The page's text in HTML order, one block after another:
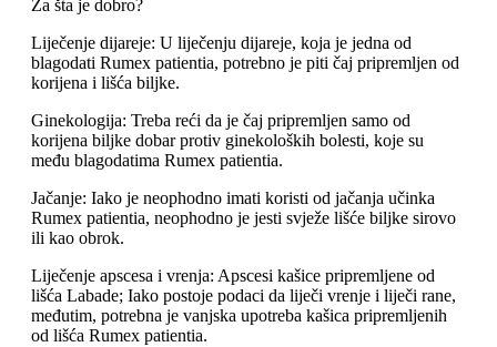
Za šta je dobro?
Liječenje dijareje: U liječenju dijareje, koja je jedna od
blagodati Rumex patientia, potrebno je piti čaj pripremljen od
korijena i lišća biljke.
Ginekologija: Treba reći da je čaj pripremljen samo od
korijena biljke dobar protiv ginekoloških bolesti, koje su
među blagodatima Rumex patientia.
Jačanje: Iako je neophodno imati koristi od jačanja učinka
Rumex patientia, neophodno je jesti svježe lišće biljke sirovo
ili kao obrok.
Liječenje apscesa i vrenja: Apscesi kašice pripremljene od
lišća Labade; Iako postoje podaci da liječi vrenje i liječi rane,
međutim, potrebna je vanjska upotreba kašica pripremljenih
od lišća Rumex patientia.